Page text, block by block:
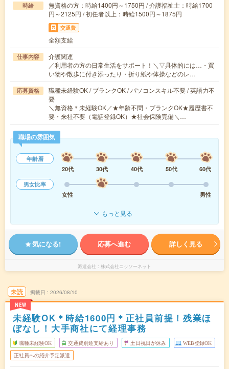
時給
無資格の方：時給1400円～1750円 / 介護福祉士：時給1700
円～2125円 / 初任者以上：時給1500円～1875円
交通費
全額支給
仕事内容
介護関連
／利用者の方の日常生活をサポート！＼▽具体的には…・買
い物や散歩に付き添ったり・折り紙や体操などのレ…
応募資格
職種未経験OK / ブランクOK / パソコンスキル不要 / 英語力不
要
＼無資格＊未経験OK／★年齢不問・ブランクOK★履歴書不
要・来社不要（電話登録OK）★社会保険完備＼…
職場の雰囲気
年齢層
20代
30代 40代 50代
60代
男女比率
女性
男性
もっと見る
気になる! 応募へ進む 詳しく見る
派遣会社 株式会社ニッソーネット
未読
NEW
掲載日 2026/08/10
未経験OK＊時給1600円＊正社員前提！残業ほ
ぼなし！大手商社にて経理事務
職種未経験OK 交通費別途支給あり 土日祝日が休み WEB登録OK
正社員への紹介予定派遣